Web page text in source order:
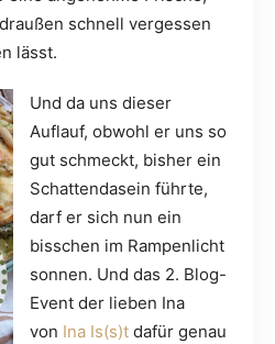
schnell vergessen
lässt.
Und da uns dieser
Auflauf, obwohl er uns so
gut schmeckt, bisher ein
Schattendasein führte,
darf er sich nun ein
bisschen im Rampenlicht
sonnen. Und das 2. Blog-
Event der lieben Ina
von Ina Is(s)t dafür genau